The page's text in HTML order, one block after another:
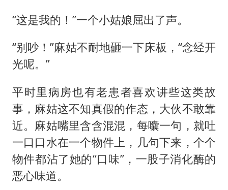
“这是我的！”一个小姑娘屈出了声。
“别吵！”麻姑不耐地砸一下床板，“念经开
光呢。”
平时里病房也有老患者喜欢讲些这类故
事，麻姑这不知真假的作态，大伙不敢靠
近。麻姑嘴里含含混混，每囔一句，就吐
一口口水在一个物件上，几句下来，个个
物件都沾了她的“口味”，一股子消化酶的
恶心味道。